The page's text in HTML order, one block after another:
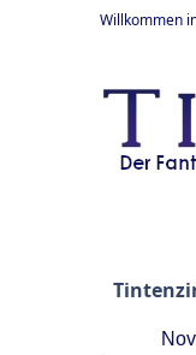
Willkommen